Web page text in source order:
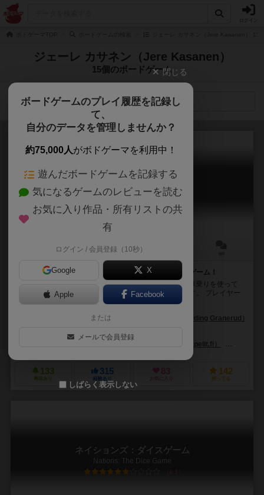
ジェーレ カサネン（Jere Kasanen）
15個のボードゲーム
検索メニュー
フラムルージュ
FLAMME ROUGE
30～45分
２人の自転車乗りを使って優勝を目指す自転車レースゲーム！
『フラムルージュ (Flamme Rouge)』は、２人の自転車乗りを使って
レースで優勝することを目指す自転車レースゲームです。 プレイヤー
は、ルーラーとスプリンターの...
アスガー・ハーディング・グラネルド（Asger Harding Granerud）
ラウタペリト（Lautapelit.fi）
133
興味あり
315
経験あり お気に入り
142
持ってる
ネイションズ：ダイスゲーム
Nations: The Dice Game
6.1
閉じる
ボードゲームのプレイ履歴を記録し
て、
自分のデータを管理しませんか？
約75,000人がボドゲーマを利用中！
遊んだボードゲームを記録する
気になるゲームのレビューを読む
お気に入り作品・所有リストの共
有
ログイン / 会員登録（10秒）
Google X
Apple Facebook
または
メールで会員登録
しばらく表示しない